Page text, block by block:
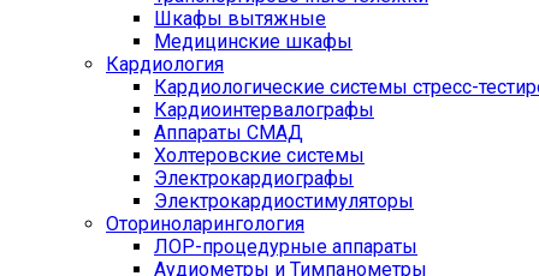
Шкафы вытяжные
Медицинские шкафы
Кардиология
Кардиологические системы стресс-
Кардиоинтервалографы
Аппараты СМАД
Холтеровские системы
Электрокардиографы
Электрокардиостимуляторы
Оториноларингология
ЛОР-процедурные аппараты
Аудиометры и Тимпанометры